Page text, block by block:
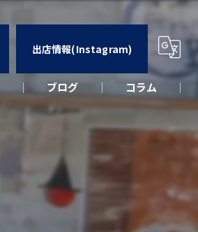
出店情報(Instagram)
ブログ コラム